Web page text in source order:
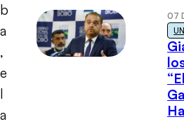
b
a
,
e
l
a
07